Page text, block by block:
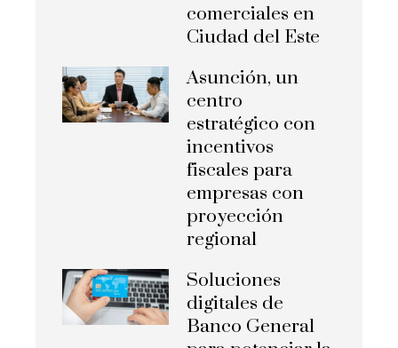
comerciales en
Ciudad del Este
Asunción, un
centro
estratégico con
incentivos
fiscales para
empresas con
proyección
regional
Soluciones
digitales de
Banco General